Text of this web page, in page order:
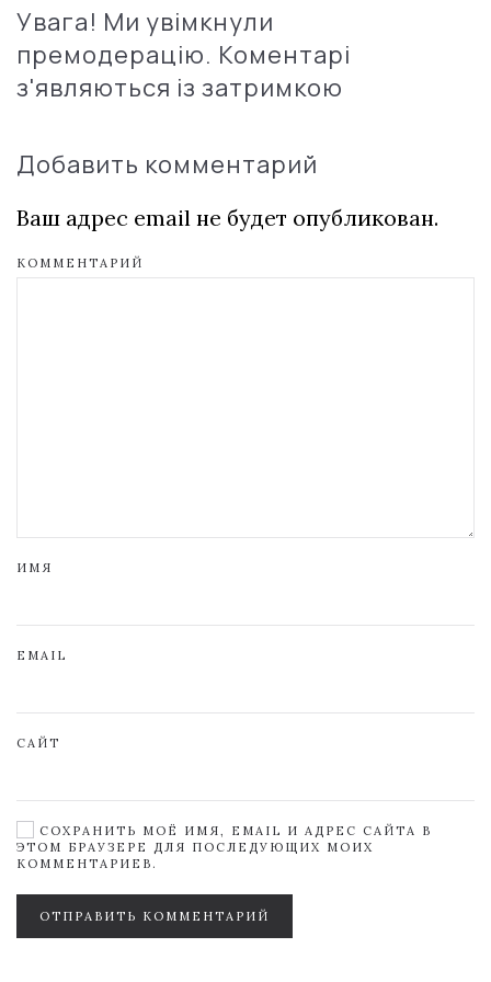
Увага! Ми увімкнули
премодерацію. Коментарі
з'являються із затримкою
Добавить комментарий
Ваш адрес email не будет опубликован.
КОММЕНТАРИЙ
ИМЯ
EMAIL
САЙТ
СОХРАНИТЬ МОЁ ИМЯ, EMAIL И АДРЕС САЙТА В
ЭТОМ БРАУЗЕРЕ ДЛЯ ПОСЛЕДУЮЩИХ МОИХ
КОММЕНТАРИЕВ.
ОТПРАВИТЬ КОММЕНТАРИЙ